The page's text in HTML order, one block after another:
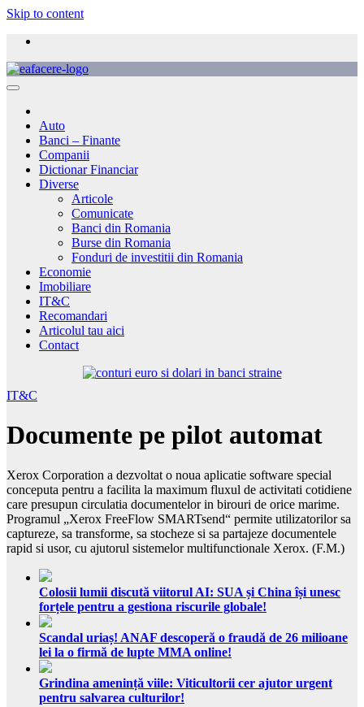
Skip to content
Auto
Banci – Finante
Companii
Dictionar Financiar
Diverse
Articole
Comunicate
Banci din Romania
Burse din Romania
Fonduri de investitii din Romania
Economie
Imobiliare
IT&C
Recomandari
Articolul tau aici
Contact
IT&C
Documente pe pilot automat
Xerox Corporation a dezvoltat o noua aplicatie software special
conceputa pentru a facilita la maximum fluxul de activitati cotidiene
care presupun circulatia documentelor in birouri de orice marime.
Programul „Xerox FreeFlow SMARTsend“ permite utilizatorilor sa
captureze, sa transforme, sa stocheze si sa partajeze documentele
rapid si usor, cu ajutorul sistemelor multifunctionale Xerox. (F.M.)
Colosii lumii discută viitorul AI: SUA și China își unesc
forțele pentru a gestiona riscurile globale!
Scandal uriaș! ANAF descoperă o fraudă de 26 milioane
lei la o firmă de lupte MMA online!
Grindina amenință viile: Viticultorii cer ajutor urgent
pentru salvarea culturilor!